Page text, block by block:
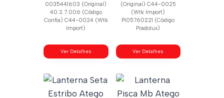
0035441603 (Original)
40.2.7.006 (Código
Confia) C44-0024 (Wtk
Import)
Ver Detalhes
(Original) C44-0025
(Wtk Import)
Pl05760221 (Código
Pradolux)
Ver Detalhes